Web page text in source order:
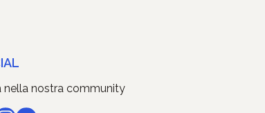
nella nostra community